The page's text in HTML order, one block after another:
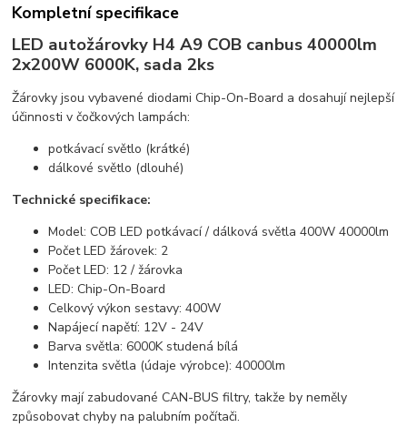
Kompletní specifikace
LED autožárovky H4 A9 COB canbus 40000lm
2x200W 6000K, sada 2ks
Žárovky jsou vybavené diodami Chip-On-Board a dosahují nejlepší
účinnosti v čočkových lampách:
potkávací světlo (krátké)
dálkové světlo (dlouhé)
Technické specifikace:
Model: COB LED potkávací / dálková světla 400W 40000lm
Počet LED žárovek: 2
Počet LED: 12 / žárovka
LED: Chip-On-Board
Celkový výkon sestavy: 400W
Napájecí napětí: 12V - 24V
Barva světla: 6000K studená bílá
Intenzita světla (údaje výrobce): 40000lm
Žárovky mají zabudované CAN-BUS filtry, takže by neměly
způsobovat chyby na palubním počítači.